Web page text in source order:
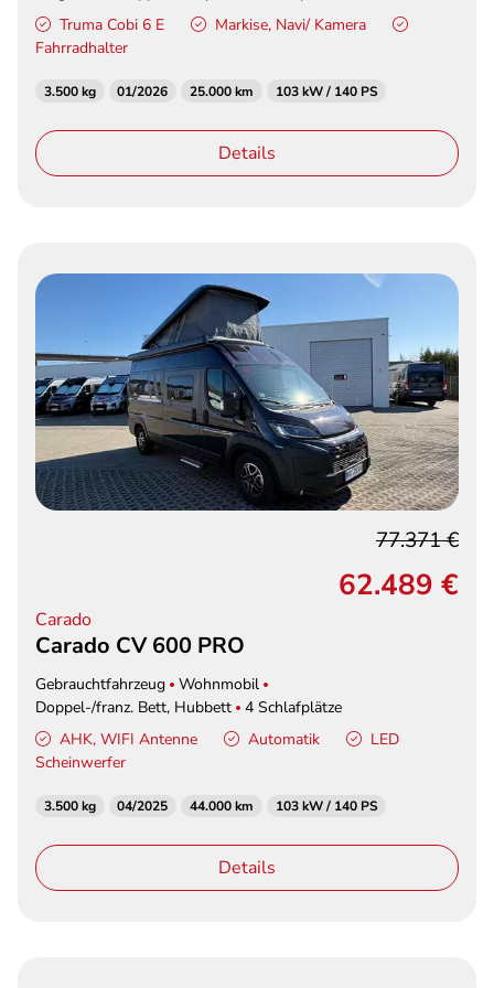
Truma Cobi 6 E
Markise, Navi/ Kamera
Fahrradhalter
3.500 kg 01/2026 25.000 km 103 kW / 140 PS
Details
Carado
Carado CV 600 PRO
Gebrauchtfahrzeug
Wohnmobil
Doppel-/franz. Bett, Hubbett
4 Schlafplätze
62.489 €
77.371 €
AHK, WIFI Antenne Automatik
LED
Scheinwerfer
3.500 kg 04/2025 44.000 km 103 kW / 140 PS
Details